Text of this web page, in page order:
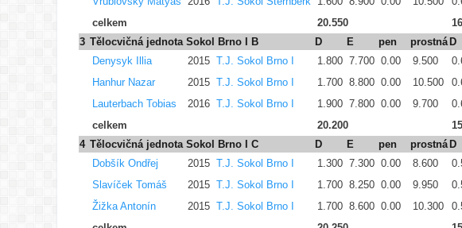
celkem
20.550
3 Tělocvičná jednota Sokol Brno I B D E pen prostná D
Denysyk Illia
2015 T.J. Sokol Brno I 1.800 7.700 0.00 9.500
Hanhur Nazar
2015 T.J. Sokol Brno I 1.700 8.800 0.00 10.500
Lauterbach Tobias
2016 T.J. Sokol Brno I 1.900 7.800 0.00 9.700
celkem
20.200
4 Tělocvičná jednota Sokol Brno I C D E pen prostná D
Dobšík Ondřej
2015 T.J. Sokol Brno I 1.300 7.300 0.00 8.600
Slavíček Tomáš
2015 T.J. Sokol Brno I 1.700 8.250 0.00 9.950
Žižka Antonín
2015 T.J. Sokol Brno I 1.700 8.600 0.00 10.300